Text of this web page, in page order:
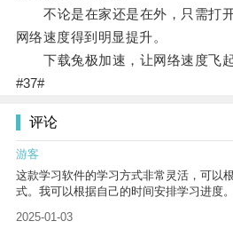
不论是在家还是在外，只需打开
网络速度得到明显提升。
下载兔极加速，让网络速度飞起
#37#
评论
游客
这款学习软件的学习方式非常灵活，可以
式。我可以根据自己的时间安排学习进度。
2025-01-03